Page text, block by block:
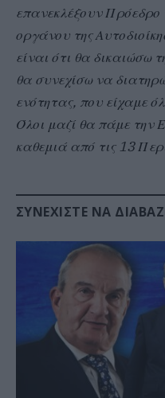
επανεκλέξουν
οργάνου της
είναι ότι θα δικαιώσω
θα συνεχίσω να
ενότητας, που είχαμε
Όλοι μαζί θα πάμε
καθεμιά από τις 13
ΣΥΝΕΧΊΣΤΕ ΝΑ